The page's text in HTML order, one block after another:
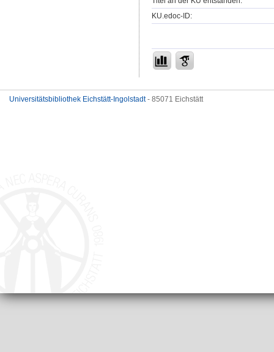
KU.edoc-ID:
Universitätsbibliothek Eichstätt-Ingolstadt- 85071 Eichstätt